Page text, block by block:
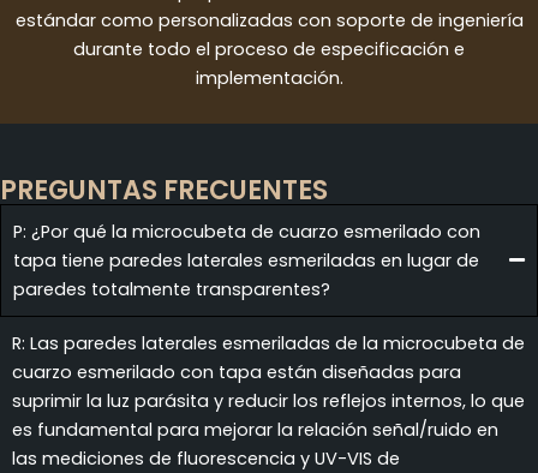
estándar como personalizadas con soporte de ingeniería
durante todo el proceso de especificación e
implementación.
PREGUNTAS FRECUENTES
P: ¿Por qué la microcubeta de cuarzo esmerilado con
tapa tiene paredes laterales esmeriladas en lugar de
paredes totalmente transparentes?
R: Las paredes laterales esmeriladas de la microcubeta de
cuarzo esmerilado con tapa están diseñadas para
suprimir la luz parásita y reducir los reflejos internos, lo que
es fundamental para mejorar la relación señal/ruido en
las mediciones de fluorescencia y UV-VIS de